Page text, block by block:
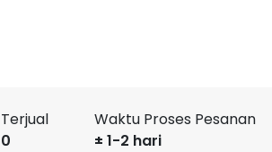
Terjual
0
Waktu Proses Pesanan
± 1-2 hari